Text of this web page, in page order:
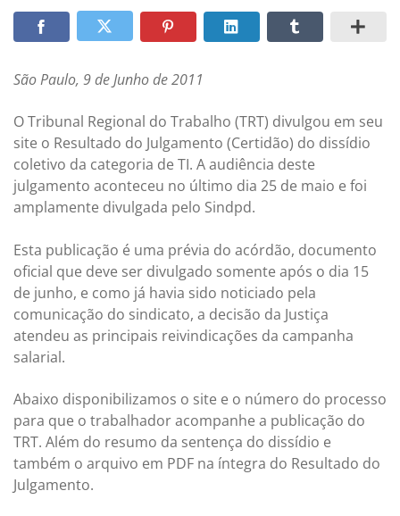
São Paulo, 9 de Junho de 2011
O Tribunal Regional do Trabalho (TRT) divulgou em seu
site o Resultado do Julgamento (Certidão) do dissídio
coletivo da categoria de TI. A audiência deste
julgamento aconteceu no último dia 25 de maio e foi
amplamente divulgada pelo Sindpd.
Esta publicação é uma prévia do acórdão, documento
oficial que deve ser divulgado somente após o dia 15
de junho, e como já havia sido noticiado pela
comunicação do sindicato, a decisão da Justiça
atendeu as principais reivindicações da campanha
salarial.
Abaixo disponibilizamos o site e o número do processo
para que o trabalhador acompanhe a publicação do
TRT. Além do resumo da sentença do dissídio e
também o arquivo em PDF na íntegra do Resultado do
Julgamento.